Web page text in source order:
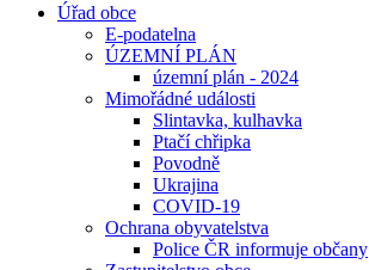
Úřad obce
E-podatelna
ÚZEMNÍ PLÁN
územní plán - 2024
Mimořádné události
Slintavka, kulhavka
Ptačí chřipka
Povodně
Ukrajina
COVID-19
Ochrana obyvatelstva
Police ČR informuje občany